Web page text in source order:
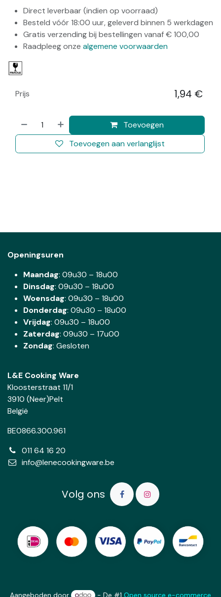
Direct leverbaar (indien op voorraad)
Besteld vóór 18:00 uur, geleverd binnen 5 werkdagen
Gratis verzending bij bestellingen vanaf € 100,00
Raadpleeg onze algemene voorwaarden
Toevoegen
Toevoegen aan verlanglijst
Prijs 1,94 €
Openingsuren
Maandag: 09u30 – 18u00
Dinsdag: 09u30 – 18u00
Woensdag: 09u30 – 18u00
Donderdag: 09u30 – 18u00
Vrijdag: 09u30 – 18u00
Zaterdag: 09u30 – 17u00
Zondag: Gesloten
L&E Cooking Ware
Kloosterstraat 11/1
3910 (Neer)Pelt
België
BE0866.300.961
011 64 16 20
info@lenecookingware.be
Volg ons
Aangeboden door - De #1 Open source e-commerce